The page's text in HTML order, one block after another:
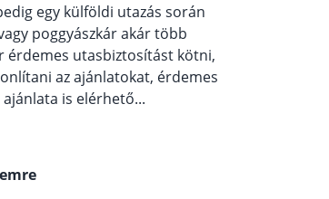
egy külföldi utazás során
poggyászkár akár több
érdemes utasbiztosítást kötni,
az ajánlatokat, érdemes
is elérhető...